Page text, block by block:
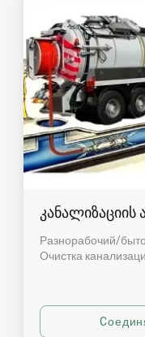
კანალიზაციის
Разнорабочий/
Очистка